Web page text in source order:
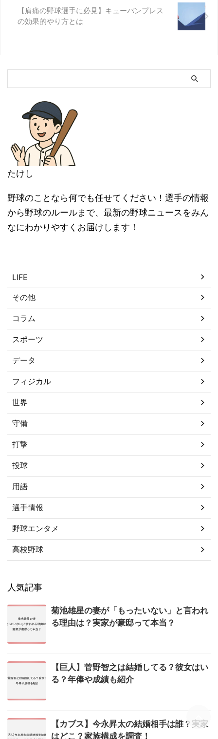
【肩痛の野球選手に必見】キューバンプレス
の効果的やり方とは
たけし
野球のことなら何でも任せてください！選手の情報
から野球のルールまで、最新の野球ニュースをみん
なにわかりやすくお届けします！
LIFE
その他
コラム
スポーツ
データ
フィジカル
世界
守備
打撃
投球
用語
選手情報
野球エンタメ
高校野球
人気記事
菊池雄星の妻が「もったいない」と言われ
る理由は？実家が豪邸って本当？
【巨人】菅野智之は結婚してる？彼女はい
る？年俸や成績も紹介
【カブス】今永昇太の結婚相手は誰？実家
はどこ？家族構成を調査！